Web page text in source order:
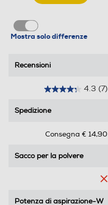
Tubo telescopico
Materiale tubo
Alluminio
Spazzola combinata
Spazzola parquet
Mostra solo differenze
Recensioni
4.3 (7)
e
Spedizione
Consegna € 14,90
Sacco per la polvere
Potenza di aspirazione-W